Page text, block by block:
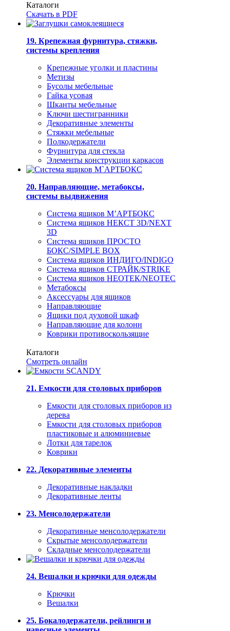
Каталоги
Скачать в PDF
19. Крепежная фурнитура, стяжки,
системы крепления
Крепежные уголки и пластины
Метизы
Бусолы мебельные
Гайка усовая
Шканты мебельные
Ключи шестигранники
Декоративные элементы
Стяжки мебельные
Полкодержатели
Фурнитура для стекла
Элементы конструкции каркасов
20. Направляющие, метабоксы,
системы выдвижения
Система ящиков М’АРТБОКС
Система ящиков НЕКСТ 3D/NEXT
3D
Система ящиков ПРОСТО
БОКС/SIMPLE BOX
Система ящиков ИНДИГО/INDIGO
Система ящиков СТРАЙК/STRIKE
Система ящиков НЕОТЕК/NEOTEC
Метабоксы
Аксессуары для ящиков
Направляющие
Ящики под духовой шкаф
Направляющие для колонн
Коврики противоскользящие
Каталоги
Смотреть онлайн
21. Емкости для столовых приборов
Емкости для столовых приборов из
дерева
Емкости для столовых приборов
пластиковые и алюминиевые
Лотки для тарелок
Коврики
22. Декоративные элементы
Декоративные накладки
Декоративные ленты
23. Менсолодержатели
Декоративные менсолодержатели
Скрытые менсолодержатели
Складные менсолодержатели
24. Вешалки и крючки для одежды
Крючки
Вешалки
25. Бокалодержатели, рейлинги и